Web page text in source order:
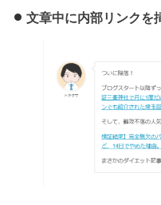
文章中に内部リンクを